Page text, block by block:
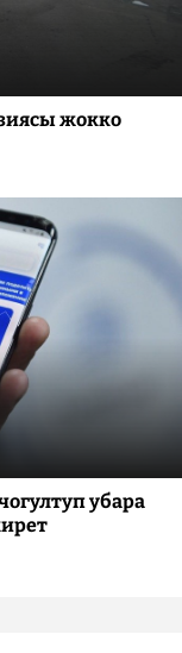
жокко
убара